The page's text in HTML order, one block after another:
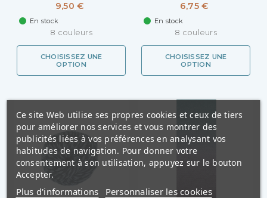
9,50 €
En stock
8 couleurs
CHOISISSEZ UNE
OPTION
6,75 €
En stock
8 couleurs
CHOISISSEZ UNE
OPTION
Ce site Web utilise ses propres cookies et ceux de tiers
pour améliorer nos services et vous montrer des
publicités liées à vos préférences en analysant vos
habitudes de navigation. Pour donner votre
consentement à son utilisation, appuyez sur le bouton
Accepter.
Plus d'informations Personnaliser les cookies